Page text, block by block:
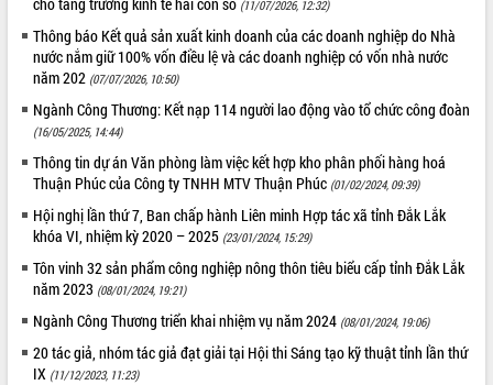
niệm 101 năm Ngày Báo chí Cách
mạng Việt Nam
Đắk Lắk sơ kết 4 năm triển khai thực
hiện Đề án 06 của Chính phủ
Họp báo thông tin về Hội nghị Công bố
Quy hoạch và Xúc tiến đầu tư tỉnh Đắk
Khơi thông điểm nghẽn, đẩy nhanh
HĐND tỉnh thông qua điều chỉnh Quy
hoạch tỉnh thời kỳ 2021-2030
Hội thảo góp ý hồ sơ điều chỉnh quy
hoạch tỉnh Đắk Lắk thời kỳ 2021-2030,
tầm nhìn đến năm 2050
Nâng cao hiệu quả hoạt động của các
doanh nghiệp nhà nước
(11/07/2026, 12:32)
Thông báo Kết quả sản xuất kinh doanh của các doanh nghiệp do Nhà
nước nắm giữ 100% vốn điều lệ và các doanh nghiệp có vốn nhà nước
năm 202 (07/07/2026, 10:50)
Ngành Công Thương: Kết nạp 114 người lao động vào tổ chức công đoàn
(16/05/2025, 14:44)
Thông tin dự án Văn phòng làm việc kết hợp kho phân phối hàng hoá
Thuận Phúc của Công ty TNHH MTV Thuận Phúc (01/02/2024, 09:39)
Hội nghị lần thứ 7, Ban chấp hành Liên minh Hợp tác xã tỉnh Đắk Lắk
khóa VI, nhiệm kỳ 2020 – 2025 (23/01/2024, 15:29)
Tôn vinh 32 sản phẩm công nghiệp nông thôn tiêu biểu cấp tỉnh Đắk Lắk
năm 2023 (08/01/2024, 19:21)
Ngành Công Thương triển khai nhiệm vụ năm 2024 (08/01/2024, 19:06)
20 tác giả, nhóm tác giả đạt giải tại Hội thi Sáng tạo kỹ thuật tỉnh lần thứ
IX (11/12/2023, 11:23)